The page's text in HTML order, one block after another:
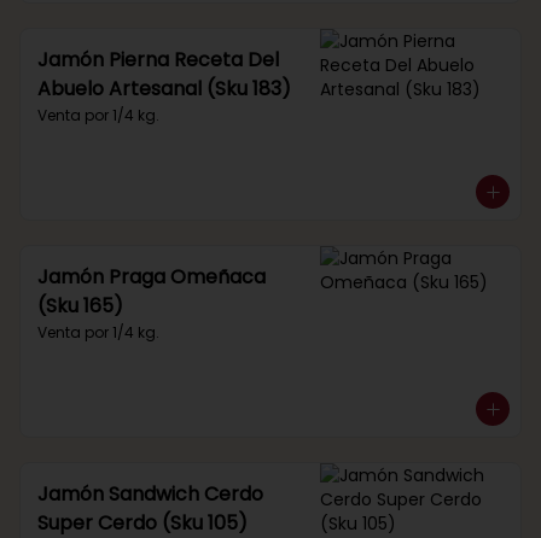
Jamón Pierna Receta Del
Abuelo Artesanal (Sku 183)
Venta por 1/4 kg.
Jamón Praga Omeñaca
(Sku 165)
Venta por 1/4 kg.
Jamón Sandwich Cerdo
Super Cerdo (Sku 105)